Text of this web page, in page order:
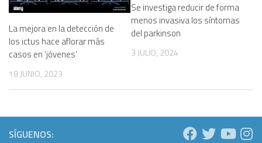
La mejora en la detección de
los ictus hace aflorar más
casos en ‘jóvenes’
18 JUNIO, 2023
Se investiga reducir de forma
menos invasiva los síntomas
del parkinson
3 JULIO, 2024
SÍGUENOS: